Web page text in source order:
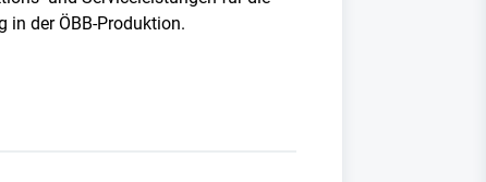
in der ÖBB-Produktion.